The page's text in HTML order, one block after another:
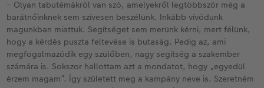
– Olyan tabutémákról van szó, amelyekről legtöbbször még a
barátnőinknek sem szívesen beszélünk. Inkább vívódunk
magunkban miattuk. Segítséget sem merünk kérni, mert félünk,
hogy a kérdés puszta feltevése is butaság. Pedig az, ami
megfogalmazódik egy szülőben, nagy segítség a szakember
számára is. Sokszor hallottam azt a mondatot, hogy „egyedül
érzem magam”. Így született meg a kampány neve is. Szeretném